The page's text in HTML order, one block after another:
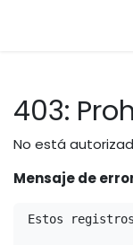
403:
No está
Mensaje de
Estos